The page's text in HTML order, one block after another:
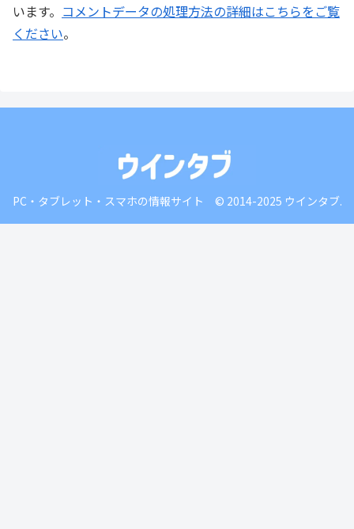
います。 コメントデータの処理方法の詳細はこちらをご覧
ください。
PC・タブレット・スマホの情報サイト © 2014-2025 ウインタブ.